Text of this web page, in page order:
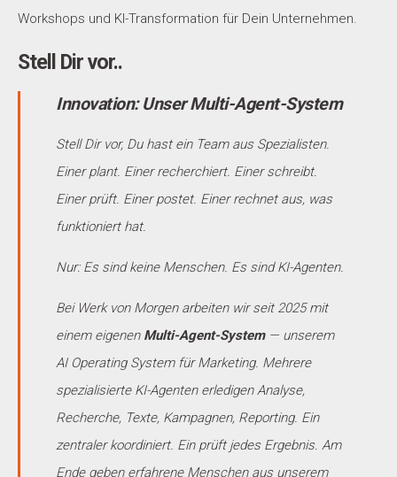
Workshops und KI-Transformation für Dein Unternehmen.
Stell Dir vor..
Innovation: Unser Multi-Agent-System
Stell Dir vor, Du hast ein Team aus Spezialisten.
Einer plant. Einer recherchiert. Einer schreibt.
Einer prüft. Einer postet. Einer rechnet aus, was
funktioniert hat.
Nur: Es sind keine Menschen. Es sind KI-Agenten.
Bei Werk von Morgen arbeiten wir seit 2025 mit
einem eigenen Multi-Agent-System— unserem
AI Operating System für Marketing. Mehrere
spezialisierte KI-Agenten erledigen Analyse,
Recherche, Texte, Kampagnen, Reporting. Ein
zentraler koordiniert. Ein prüft jedes Ergebnis. Am
Ende geben erfahrene Menschen aus unserem